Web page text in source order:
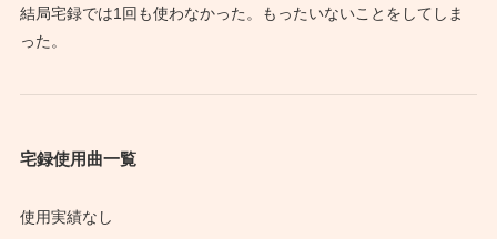
結局宅録では1回も使わなかった。もったいないことをしてしま
った。
宅録使用曲一覧
使用実績なし